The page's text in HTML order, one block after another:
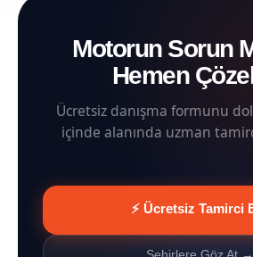
Motorun Sorun
Hemen
Ücretsiz danışma formunu
içinde alanında uzman
⚡ Ücretsiz Tamirci